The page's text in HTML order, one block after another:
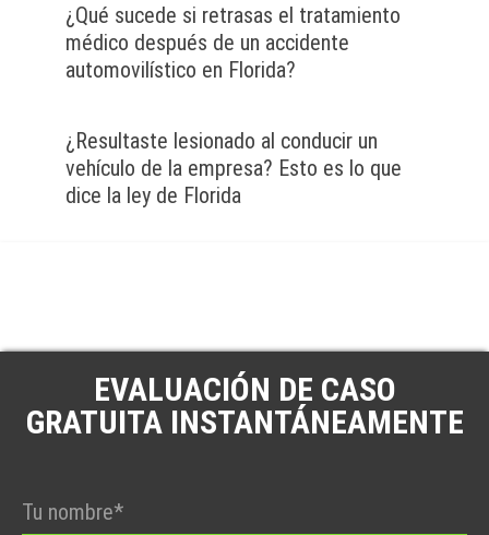
¿Qué sucede si retrasas el tratamiento
médico después de un accidente
automovilístico en Florida?
¿Resultaste lesionado al conducir un
vehículo de la empresa? Esto es lo que
dice la ley de Florida
EVALUACIÓN DE CASO
GRATUITA INSTANTÁNEAMENTE